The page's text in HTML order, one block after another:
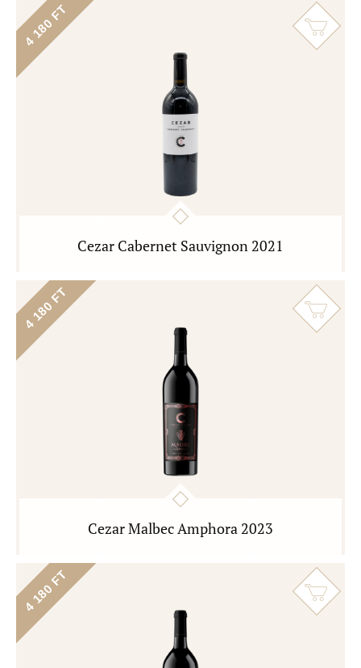
4 180 FT
Cezar Cabernet Sauvignon 2021
4 180 FT
Cezar Malbec Amphora 2023
4 180 FT